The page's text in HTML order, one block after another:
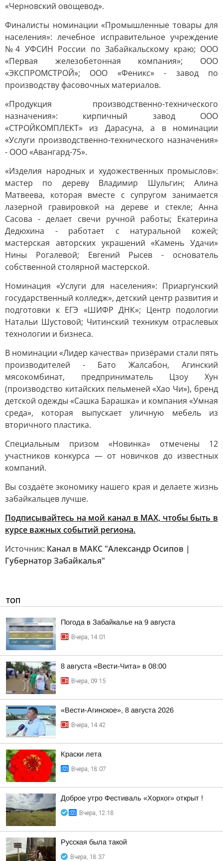
«Черновский овощевод».
Финалисты номинации «Промышленные товары для
населения»: лечебное исправительное учреждение
№4 УФСИН России по Забайкальскому краю; ООО
«Первая железобетонная компания»; ООО
«ЭКСПРОМСТРОЙ»; ООО «Феникс» - завод по
производству фасовочных материалов.
«Продукция производственно-технического
назначения»: кирпичный завод ООО
«СТРОЙКОМПЛЕКТ» из Дарасуна, а в номинации
«Услуги производственно-технического назначения»
- ООО «Авангард-75».
«Изделия народных и художественных промыслов»:
мастер по дереву Владимир Шульгин; Алина
Матвеева, которая вместе с супругом занимается
лазерной гравировкой на дереве и стекле; Анна
Сасова - делает свечи ручной работы; Екатерина
Дедюхина - работает с натуральной кожей;
мастерская авторских украшений «Камень Удачи»
Нины Рогалевой; Евгений Рысев - основатель
собственной столярной мастерской.
Номинация «Услуги для населения»: Приаргунский
государственный колледж», детский центр развития и
подготовки к ЕГЭ «ШИФР ДНК»; Центр подологии
Натальи Шустовой; Читинский техникум отраслевых
технологии и бизнеса.
В номинации «Лидер качества» призёрами стали пять
производителей - Бато Жалсабон, Агинский
мясокомбинат, предприниматель Цзоу Хун
(производство китайских пельменей «Хао Чи»), бренд
детской одежды «Сашка Барашка» и компания «Умная
среда», которая выпускает уличную мебель из
вторичного пластика.
Специальным призом «Новинка» отмечены 12
участников конкурса — от новичков до известных
компаний.
Вы создаёте экономику нашего края и делаете жизнь
забайкальцев лучше.
Подписывайтесь на мой канал в МАХ, чтобы быть в
курсе важных событий региона.
Источник: Канал в МАКС "Александр Осипов |
Губернатор Забайкалья"
ТОП
Погода в Забайкалье на 9 августа
Вчера, 14:01
8 августа «Вести-Чита» в 08:00
Вчера, 09:15
«Вести-Агинское», 8 августа 2026
Вчера, 14:42
Краски лета
Вчера, 18:07
Доброе утро Фестиваль «Хорхог» открыт !
Вчера, 12:18
Русская была такой
Вчера, 18:37